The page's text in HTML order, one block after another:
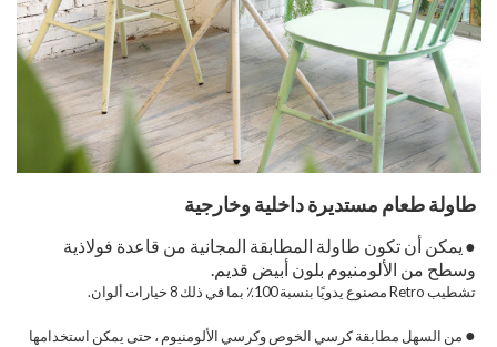
طاولة طعام مستديرة داخلية وخارجية
● يمكن أن تكون طاولة المطابقة المجانية من قاعدة فولاذية
وسطح من الألومنيوم بلون أبيض قديم.
تشطيب Retro مصنوع يدويًا بنسبة 100٪ بما في ذلك 8 خيارات ألوان.
● من السهل مطابقة كرسي الخوص وكرسي الألومنيوم ، حتى يمكن استخدامها